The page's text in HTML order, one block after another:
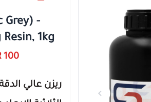
Grey) -
1kg
100 SAR
ريزن عالي